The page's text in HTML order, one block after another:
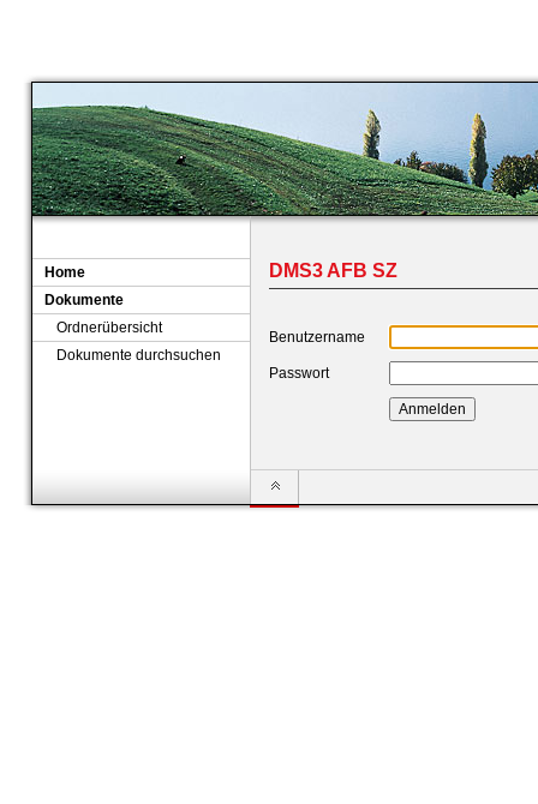
Home
Dokumente
Ordnerübersicht
Dokumente durchsuchen
DMS3 AFB SZ
Benutzername
Passwort